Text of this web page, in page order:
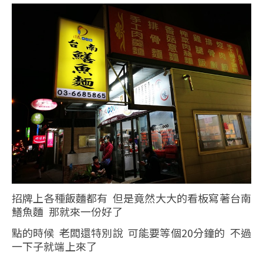
招牌上各種飯麵都有 但是竟然大大的看板寫著台南
鱔魚麵 那就來一份好了
點的時候 老闆還特別說 可能要等個20分鐘的 不過
一下子就端上來了